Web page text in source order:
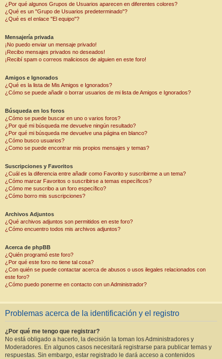
¿Por qué algunos Grupos de Usuarios aparecen en diferentes colores?
¿Qué es un "Grupo de Usuarios predeterminado"?
¿Qué es el enlace "El equipo"?
Mensajería privada
¡No puedo enviar un mensaje privado!
¡Recibo mensajes privados no deseados!
¡Recibí spam o correos maliciosos de alguien en este foro!
Amigos e Ignorados
¿Qué es la lista de Mis Amigos e Ignorados?
¿Cómo se puede añadir o borrar usuarios de mi lista de Amigos e Ignorados?
Búsqueda en los foros
¿Cómo se puede buscar en uno o varios foros?
¿Por qué mi búsqueda me devuelve ningún resultado?
¿Por qué mi búsqueda me devuelve una página en blanco?
¿Cómo busco usuarios?
¿Como se puede encontrar mis propios mensajes y temas?
Suscripciones y Favoritos
¿Cuál es la diferencia entre añadir como Favorito y suscribirme a un tema?
¿Cómo marcar Favoritos o suscribirse a temas específicos?
¿Cómo me suscribo a un foro específico?
¿Cómo borro mis suscripciones?
Archivos Adjuntos
¿Qué archivos adjuntos son permitidos en este foro?
¿Cómo encuentro todos mis archivos adjuntos?
Acerca de phpBB
¿Quién programó este foro?
¿Por qué este foro no tiene tal cosa?
¿Con quién se puede contactar acerca de abusos o usos ilegales relacionados con
este foro?
¿Cómo puedo ponerme en contacto con un Administrador?
Problemas acerca de la identificación y el registro
¿Por qué me tengo que registrar?
No está obligado a hacerlo, la decisión la toman los Administradores y
Moderadores. En algunos casos necesitará registrarse para publicar temas y
respuestas. Sin embargo, estar registrado le dará acceso a contenidos